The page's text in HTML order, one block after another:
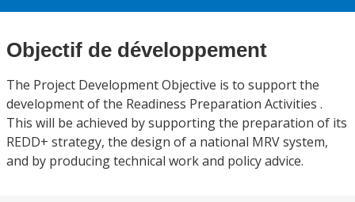
Objectif de développement
The Project Development Objective is to support the
development of the Readiness Preparation Activities .
This will be achieved by supporting the preparation of its
REDD+ strategy, the design of a national MRV system,
and by producing technical work and policy advice.